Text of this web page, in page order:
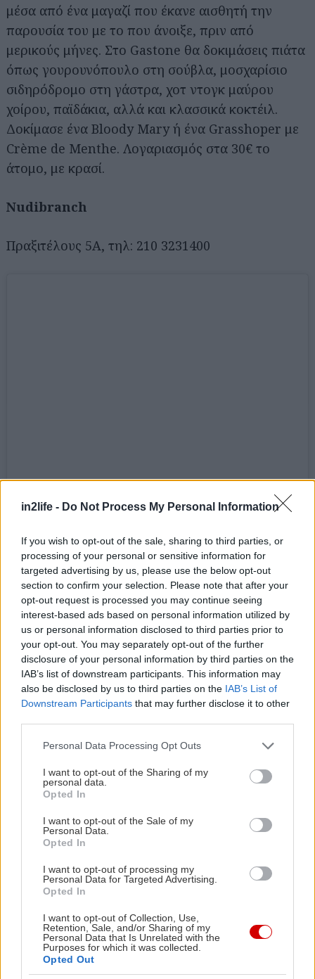
in2life - Do Not Process My Personal Information
If you wish to opt-out of the sale, sharing to third parties, or
processing of your personal or sensitive information for
targeted advertising by us, please use the below opt-out
section to confirm your selection. Please note that after your
opt-out request is processed you may continue seeing
interest-based ads based on personal information utilized by
us or personal information disclosed to third parties prior to
your opt-out. You may separately opt-out of the further
disclosure of your personal information by third parties on the
IAB’s list of downstream participants. This information may
also be disclosed by us to third parties on the IAB’s List of
Downstream Participants that may further disclose it to other
Please note that this website/app uses one or more Google
not limited to your visit or usage behaviour. You may click to
grant or deny consent to Google and its third-party tags to
use your data for below specified purposes in below Google
consent section.
Personal Data Processing Opt Outs
I want to opt-out of the Sharing of my
personal data.
Opted In
I want to opt-out of the Sale of my
Personal Data.
Opted In
I want to opt-out of processing my
Personal Data for Targeted Advertising.
Opted In
I want to opt-out of Collection, Use,
Retention, Sale, and/or Sharing of my
Personal Data that Is Unrelated with the
Purposes for which it was collected.
Opted Out
μέσα από ένα μαγαζί που έκανε αισθητή την
παρουσία του με το που άνοιξε, πριν από
μερικούς μήνες. Στο Gastone θα δοκιμάσεις πιάτα
όπως γουρουνόπουλο στη σούβλα, μοσχαρίσιο
σιδηρόδρομο στη γάστρα, χοτ ντογκ μαύρου
χοίρου, παϊδάκια, αλλά και κλασσικά κοκτέιλ.
Δοκίμασε ένα Bloody Mary ή ένα Grasshoper με
Crème de Menthe. Λογαριασμός στα 30€ το
άτομο, με κρασί.
Nudibranch
Πραξιτέλους 5Α, τηλ: 210 3231400
A post shared by Nudibranch_Athens (@nudibranch_athens)
Μικρό αλλά θαυματουργό, αυτό το healthy bar
προσφέρει εξαιρετικές επιλογές brunch στα
λιγοστά τραπεζάκια στο εσωτερικό του, τα οποία
γίνονται ανάρπαστα. Croque madame γεμιστό με
ζαμπόν, edam, επικάλυψη καπνιστής μπεσαμέλ
και τηγανητό αυγό, Avocado addicted σε ψωμί
από χαρούπι με αυγά ποσέ, ντοματίνια κονφί και
κρέμα από φρούτα του δάσους, και γλυκές
αυγoφέτες με κρέμα patisserie, φυστικοβούτυρο,
μαρμελάδα σπιτική, φρούτα του δάσους και
θα δοκιμάσεις εδώ. Λογαριασμός στα 12-15€ με
καφεδάκι.
The Misfit
Πραξιτέλους 14, τηλ: 693 675 8660
Αναζήτηση